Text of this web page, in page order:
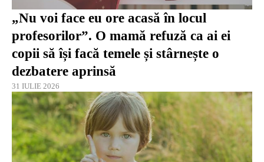
„Nu voi face eu ore acasă în locul
profesorilor”. O mamă refuză ca ai ei
copii să își facă temele și stârnește o
dezbatere aprinsă
31 IULIE 2026